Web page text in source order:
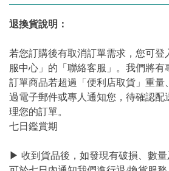
退換貨說明：
若您訂購後有取消訂單需求，您可登
服中心」的「聯絡客服」。我們將有
訂單商品若超過「便利店取貨」重量
過電子郵件或專人通知您，待確認配
理您的訂單。
七日鑑賞期
▶ 收到貨品後，如發現有破損、數量